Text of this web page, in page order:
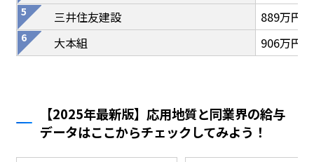
三井住友建設
889万円
大本組
906万円
【2025年最新版】応用地質と同業界の給与
データはここからチェックしてみよう！